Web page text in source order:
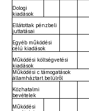
Dologi
kiadások
Ellátottak pénzbeli
juttatásai
Egyéb működési
célú kiadások
Működési költségvetési
kiadások
Működési c.támogatások
államháztart.belülről
Közhatalmi
bevételek
Működési